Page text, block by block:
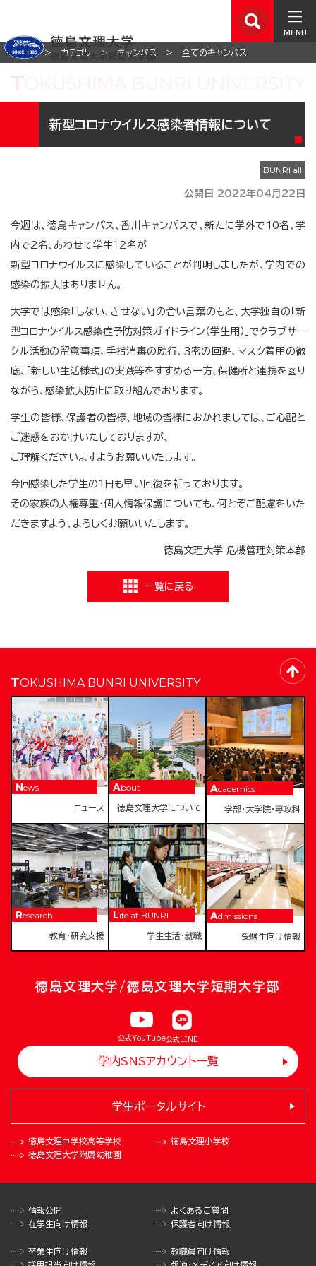
MENU
ホーム カテゴリ キャンパス 全てのキャンパス
新型コロナウイルス感染者情報について
公開日 2022年04月22日
今週は、徳島キャンパス、香川キャンパスで、新たに学外で10名、学
内で2名、あわせて学生１２名が
新型コロナウイルスに感染していることが判明しましたが、学内での
感染の拡大はありません。
大学では感染「しない、させない」の合い言葉のもと、大学独自の｢新
型コロナウイルス感染症予防対策ガイドライン（学生用）｣でクラブサー
クル活動の留意事項、手指消毒の励行、３密の回避、マスク着用の徹
底、「新しい生活様式」の実践等をすすめる一方、保健所と連携を図り
ながら、感染拡大防止に取り組んでおります。
学生の皆様、保護者の皆様、地域の皆様におかれましては、ご心配と
ご迷惑をおかけいたしておりますが、
ご理解くださいますようお願いいたします。
今回感染した学生の1日も早い回復を祈っております。
その家族の人権尊重・個人情報保護についても、何とぞご配慮をいた
だきますよう、よろしくお願いいたします。
徳島文理大学 危機管理対策本部
一覧に戻る
TOKUSHIMA BUNRI UNIVERSITY
News
ニュース
About
徳島文理大学について
Academics
学部・大学院・専攻科
Research
教育・研究支援
Life at BUNRI
学生生活・就職
Admissions
受験生向け情報
徳島文理大学/徳島文理大学短期大学部
公式YouTube公式LINE
学内SNSアカウント一覧
徳島文理中学校高等学校
徳島文理小学校
徳島文理大学附属幼稚園
学生ポータルサイト
情報公開
よくあるご質問
在学生向け情報
保護者向け情報
卒業生向け情報
教職員向け情報